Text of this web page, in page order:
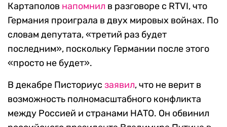
Картаполов напомнил в разговоре с RTVI, что
Германия проиграла в двух мировых войнах. По
словам депутата, «третий раз будет
последним», поскольку Германии после этого
«просто не будет».
В декабре Писториус заявил, что не верит в
возможность полномасштабного конфликта
между Россией и странами НАТО. Он обвинил